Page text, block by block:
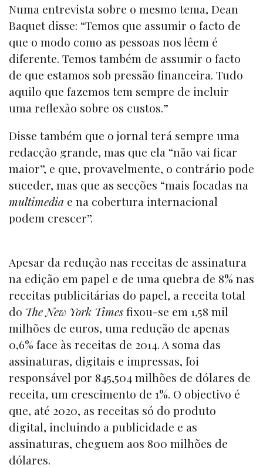
Numa entrevista sobre o mesmo tema, Dean
Baquet disse: “Temos que assumir o facto de
que o modo como as pessoas nos lêem é
diferente. Temos também de assumir o facto
de que estamos sob pressão financeira. Tudo
aquilo que fazemos tem sempre de incluir
uma reflexão sobre os custos.”
Disse também que o jornal terá sempre uma
redacção grande, mas que ela “não vai ficar
maior”, e que, provavelmente, o contrário pode
suceder, mas que as secções “mais focadas na
multimedia e na cobertura internacional
podem crescer”.
Apesar da redução nas receitas de assinatura
na edição em papel e de uma quebra de 8% nas
receitas publicitárias do papel, a receita total
do The New York Timesfixou-se em 1,58 mil
milhões de euros, uma redução de apenas
0,6% face às receitas de 2014. A soma das
assinaturas, digitais e impressas, foi
responsável por 845,504 milhões de dólares de
receita, um crescimento de 1%. O objectivo é
que, até 2020, as receitas só do produto
digital, incluindo a publicidade e as
assinaturas, cheguem aos 800 milhões de
dólares.